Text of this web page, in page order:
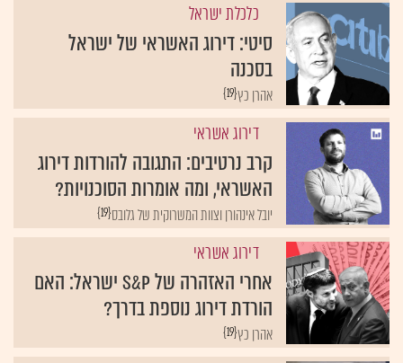
כלכלת ישראל
סיטי: דירוג האשראי של ישראל
בסכנה
{19}אהרן כץ
דירוג אשראי
קרב נרטיבים: התגובה להורדות דירוג
האשראי, ומה אומרות הסוכנויות?
{19}יובל אינהורן וצוות המשרוקית של גלובס
דירוג אשראי
אחרי האזהרה של S&P ישראל: האם
הורדת דירוג נוספת בדרך?
{19}אהרן כץ